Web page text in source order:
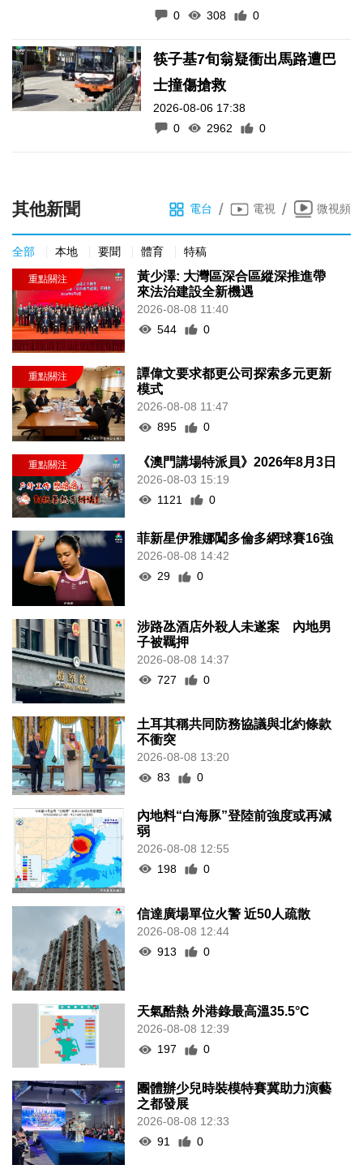
0
308 0
筷子基7旬翁疑衝出馬路遭巴
士撞傷搶救
2026-08-06 17:38
0
2962 0
其他新聞 電台 / 電視 / 微視頻
全部 本地 要聞 體育 特稿
黃少澤: 大灣區深合區縱深推進帶
來法治建設全新機遇
2026-08-08 11:40
544
0
譚偉文要求都更公司探索多元更新
模式
2026-08-08 11:47
895
0
《澳門講場特派員》2026年8月3日
2026-08-03 15:19
1121
0
菲新星伊雅娜闖多倫多網球賽16強
2026-08-08 14:42
29
0
涉路氹酒店外殺人未遂案 內地男
子被羈押
2026-08-08 14:37
727
0
土耳其稱共同防務協議與北約條款
不衝突
2026-08-08 13:20
83
0
內地料“白海豚”登陸前強度或再減
弱
2026-08-08 12:55
198
0
信達廣場單位火警 近50人疏散
2026-08-08 12:44
913
0
天氣酷熱 外港錄最高溫35.5°C
2026-08-08 12:39
197
0
團體辦少兒時裝模特賽冀助力演藝
之都發展
2026-08-08 12:33
91
0